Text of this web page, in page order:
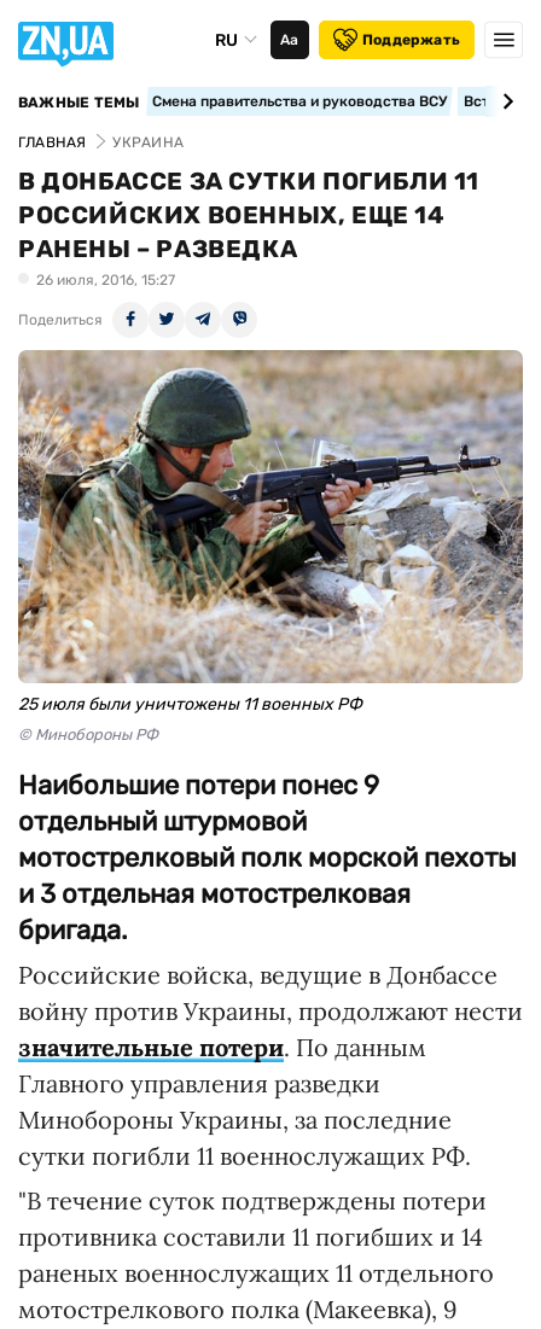
RU Аа Поддержать
ВАЖНЫЕ ТЕМЫ Смена правительства и руководства ВСУ
ГЛАВНАЯ УКРАИНА
В ДОНБАССЕ ЗА СУТКИ ПОГИБЛИ 11
РОССИЙСКИХ ВОЕННЫХ, ЕЩЕ 14
РАНЕНЫ – РАЗВЕДКА
26 июля, 2016, 15:27
Поделиться
25 июля были уничтожены 11 военных РФ
© Минобороны РФ
Наибольшие потери понес 9
отдельный штурмовой
мотострелковый полк морской пехоты
и 3 отдельная мотострелковая
бригада.
Российские войска, ведущие в Донбассе
войну против Украины, продолжают нести
значительные потери. По данным
Главного управления разведки
Минобороны Украины, за последние
сутки погибли 11 военнослужащих РФ.
"В течение суток подтверждены потери
противника составили 11 погибших и 14
раненых военнослужащих 11 отдельного
мотострелкового полка (Макеевка), 9